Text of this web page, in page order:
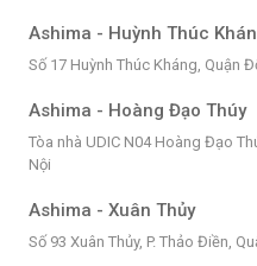
Ashima - Huỳnh Thúc
Số 17 Huỳnh Thúc Kháng, Quận
Ashima - Hoàng Đạo Thúy
Tòa nhà UDIC N04 Hoàng Đạo
Nội
Ashima - Xuân Thủy
Số 93 Xuân Thủy, P. Thảo Điền,